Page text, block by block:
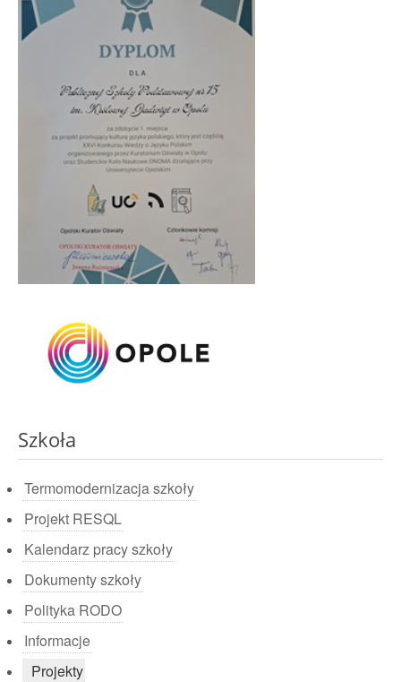
Szkoła
Termomodernizacja szkoły
Projekt RESQL
Kalendarz pracy szkoły
Dokumenty szkoły
Polityka RODO
Informacje
Projekty